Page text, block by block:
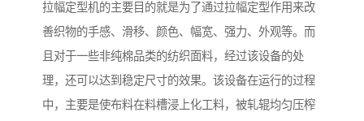
拉幅定型机的主要目的就是为了通过拉幅定型作用来改
善织物的手感、滑移、颜色、幅宽、强力、外观等。而
且对于一些非纯棉品类的纺织面料，经过该设备的处
理，还可以达到稳定尺寸的效果。该设备在运行的过程
中，主要是使布料在料槽浸上化工料，被轧辊均匀压榨